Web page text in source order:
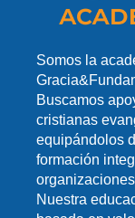
Somos la
Buscamos
cristianas
equipándolos
formación
Nuestra